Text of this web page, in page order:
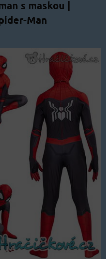
s maskou |
Man